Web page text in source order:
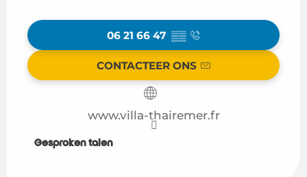
06 21 66 47 ▒▒
CONTACTEER ONS
www.villa-thairemer.fr
Gesproken talen
Gesproken talen